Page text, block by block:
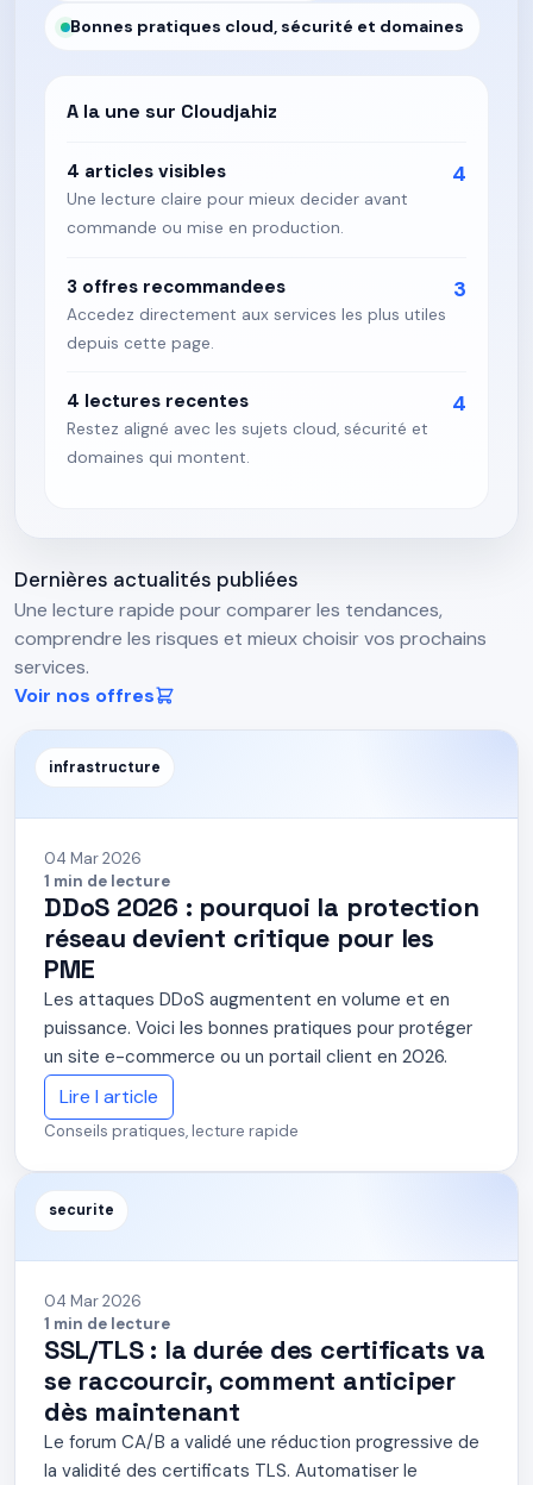
Bonnes pratiques cloud, sécurité et domaines
A la une sur Cloudjahiz
4 articles visibles
Une lecture claire pour mieux decider avant
commande ou mise en production.
4
3 offres recommandees
Accedez directement aux services les plus utiles
depuis cette page.
3
4 lectures recentes
Restez aligné avec les sujets cloud, sécurité et
domaines qui montent.
4
Dernières actualités publiées
Une lecture rapide pour comparer les tendances,
comprendre les risques et mieux choisir vos prochains
services.
Voir nos offres
infrastructure
04 Mar 2026
1 min de lecture
DDoS 2026 : pourquoi la protection
réseau devient critique pour les
PME
Les attaques DDoS augmentent en volume et en
puissance. Voici les bonnes pratiques pour protéger
un site e-commerce ou un portail client en 2026.
Lire l article
Conseils pratiques, lecture rapide
securite
04 Mar 2026
1 min de lecture
SSL/TLS : la durée des certificats va
se raccourcir, comment anticiper
dès maintenant
Le forum CA/B a validé une réduction progressive de
la validité des certificats TLS. Automatiser le